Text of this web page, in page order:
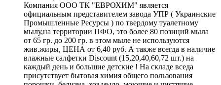
Компания ООО ТК "ЕВРОХИМ" является
официальным представителем завода УПР ( Украинские
Промышленные Ресурсы ) по твердому туалетному
мылу,на территории ПФО, это более 80 позиций мыла
от 65 гр. до 200 гр. в этом мыле не используются
жив.жиры, ЦЕНА от 6,40 руб. А также всегда в наличие
влажные салфетки Discount (15,20,40,60,72 шт.) на
каждый день и большие детские ! На складе вседа
присутствует бытовая химия общего пользования